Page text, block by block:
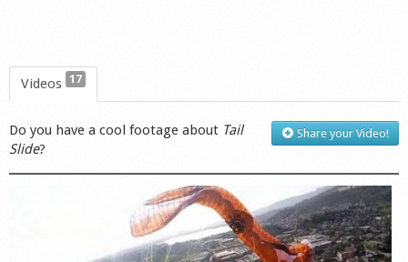
Videos 17
Share your Video!
Do you have a cool footage about Tail
Slide?